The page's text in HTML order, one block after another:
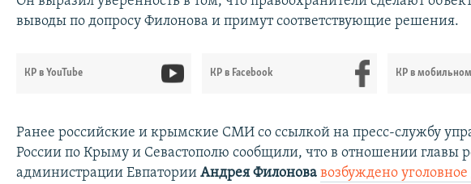
выводы по допросу Филонова и примут соответствующие решения.
КР в YouTube КР в Facebook КР в мобильном
Ранее российские и крымские СМИ со ссылкой на пресс-службу
России по Крыму и Севастополю сообщили, что в отношении главы
администрации ЕвпаторииАндрея Филоновавозбуждено уголовное